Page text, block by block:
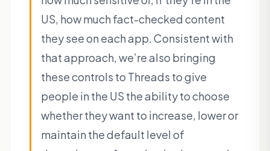
US, how much fact-checked content
they see on each app. Consistent with
that approach, we’re also bringing
these controls to Threads to give
people in the US the ability to choose
whether they want to increase, lower or
maintain the default level of